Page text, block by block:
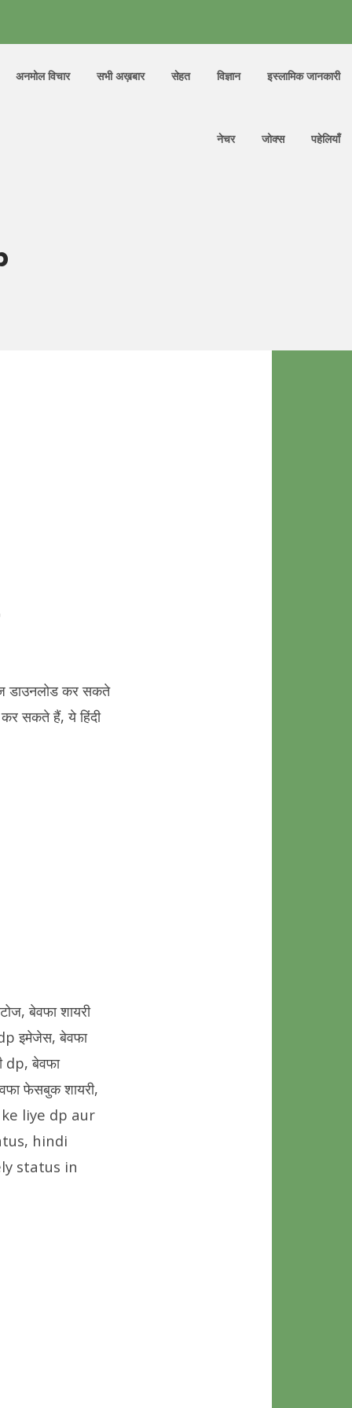
अनमोल विचार सभी अख़बार सेहत विज्ञान इस्लामिक जानकारी
नेचर जोक्स पहेलियाँ
डाउनलोड कर सकते
सकते हैं, ये हिंदी
बेवफा शायरी
इमेजेस, बेवफा
dp, बेवफा
फेसबुक शायरी,
ke liye dp aur
hindi
status in